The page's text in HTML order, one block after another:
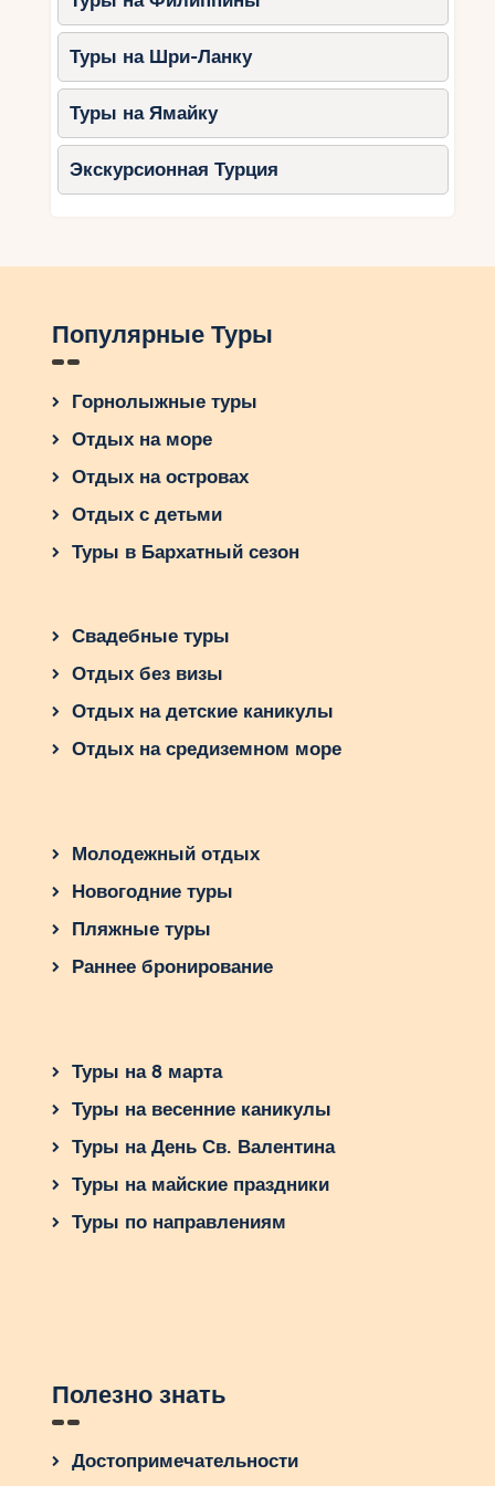
Туры на Шри-Ланку
Туры на Ямайку
Экскурсионная Турция
Популярные Туры
Горнолыжные туры
Отдых на море
Отдых на островах
Отдых с детьми
Туры в Бархатный сезон
Свадебные туры
Отдых без визы
Отдых на детские каникулы
Отдых на средиземном море
Молодежный отдых
Новогодние туры
Пляжные туры
Раннее бронирование
Туры на 8 марта
Туры на весенние каникулы
Туры на День Св. Валентина
Туры на майские праздники
Туры по направлениям
Полезно знать
Достопримечательности